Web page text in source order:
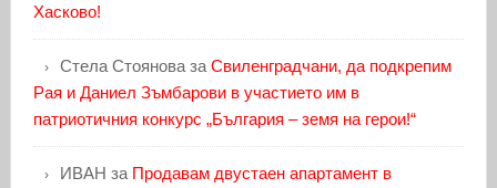
Хасково!
Стела Стояноваза Свиленградчани, да подкрепим
Рая и Даниел Зъмбарови в участието им в
патриотичния конкурс „България – земя на герои!“
ИВАН за Продавам двустаен апартамент в